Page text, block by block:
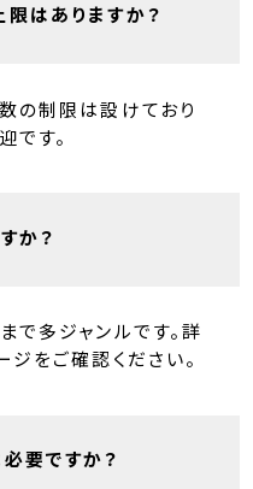
はありますか？
の制限は設けており
です。
か？
で多ジャンルです。詳
をご確認ください。
要ですか？